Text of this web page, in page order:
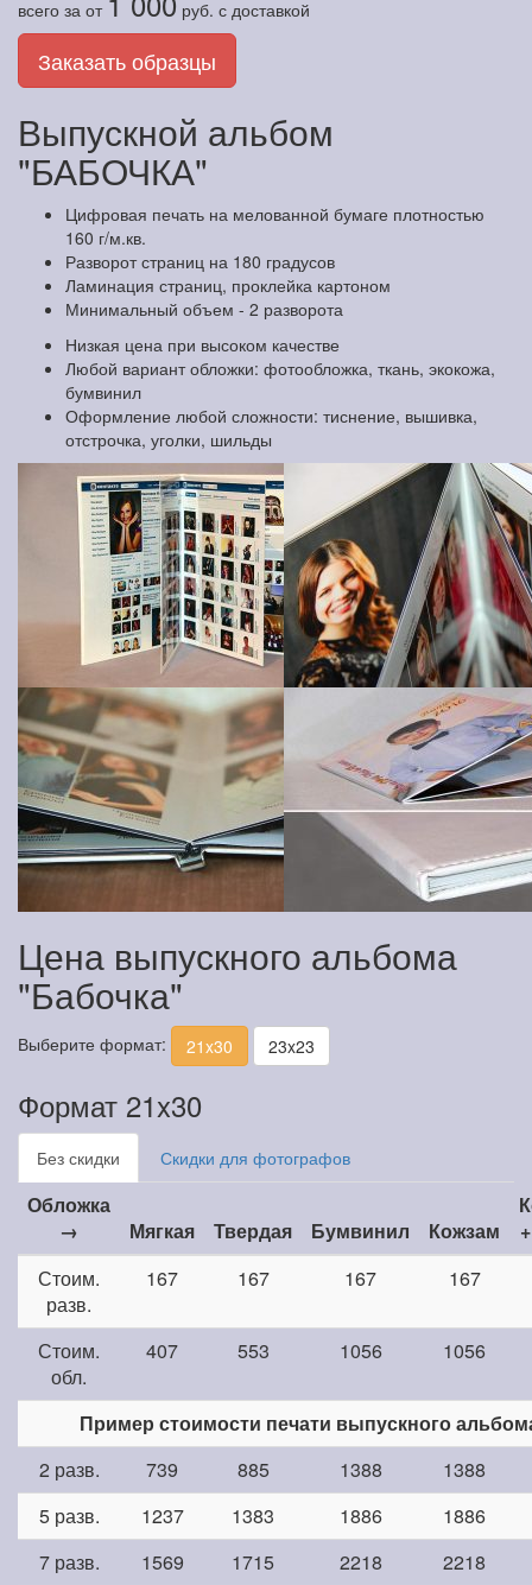
всего за от руб. с доставкой
Заказать образцы
Выпускной альбом
"БАБОЧКА"
Цифровая печать на мелованной бумаге плотностью
160 г/м.кв.
Разворот страниц на 180 градусов
Ламинация страниц, проклейка картоном
Минимальный объем - 2 разворота
Низкая цена при высоком качестве
Любой вариант обложки: фотообложка, ткань, экокожа,
бумвинил
Оформление любой сложности: тиснение, вышивка,
отстрочка, уголки, шильды
Цена выпускного альбома
"Бабочка"
Выберите формат: 21x30 23x23
Формат 21x30
Без скидки Скидки для фотографов
Обложка
→
Мягкая Твердая Бумвинил Кожзам
Стоим.
разв.
167 167 167 167
Стоим.
обл.
407 553 1056 1056
Пример стоимости печати выпускного
2 разв.
739 885 1388
1388
5 разв.
1237 1383 1886
1886
7 разв.
1569 1715 2218
2218